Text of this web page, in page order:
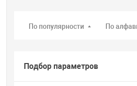
Общегаражное
Стенды сход-развал
По популярности По
Подбор параметров